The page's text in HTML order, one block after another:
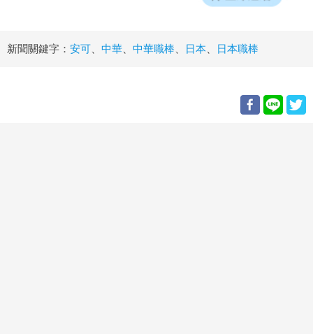
新聞關鍵字： 安可 中華 中華職棒 日本 日本職棒